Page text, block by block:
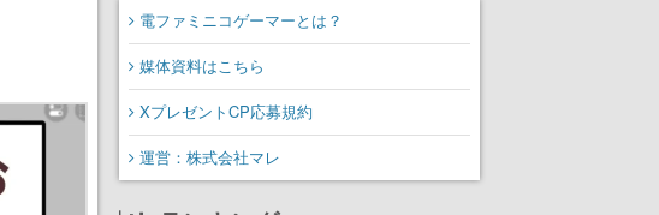
電ファミニコゲーマーとは？
媒体資料はこちら
XプレゼントCP応募規約
運営：株式会社マレ